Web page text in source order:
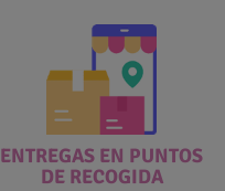
ENTREGAS EN PUNTOS
DE RECOGIDA